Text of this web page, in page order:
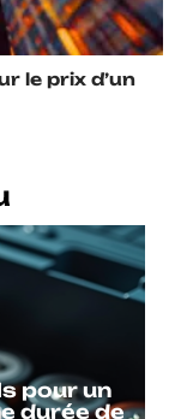
le prix d’un
pour un
durée de